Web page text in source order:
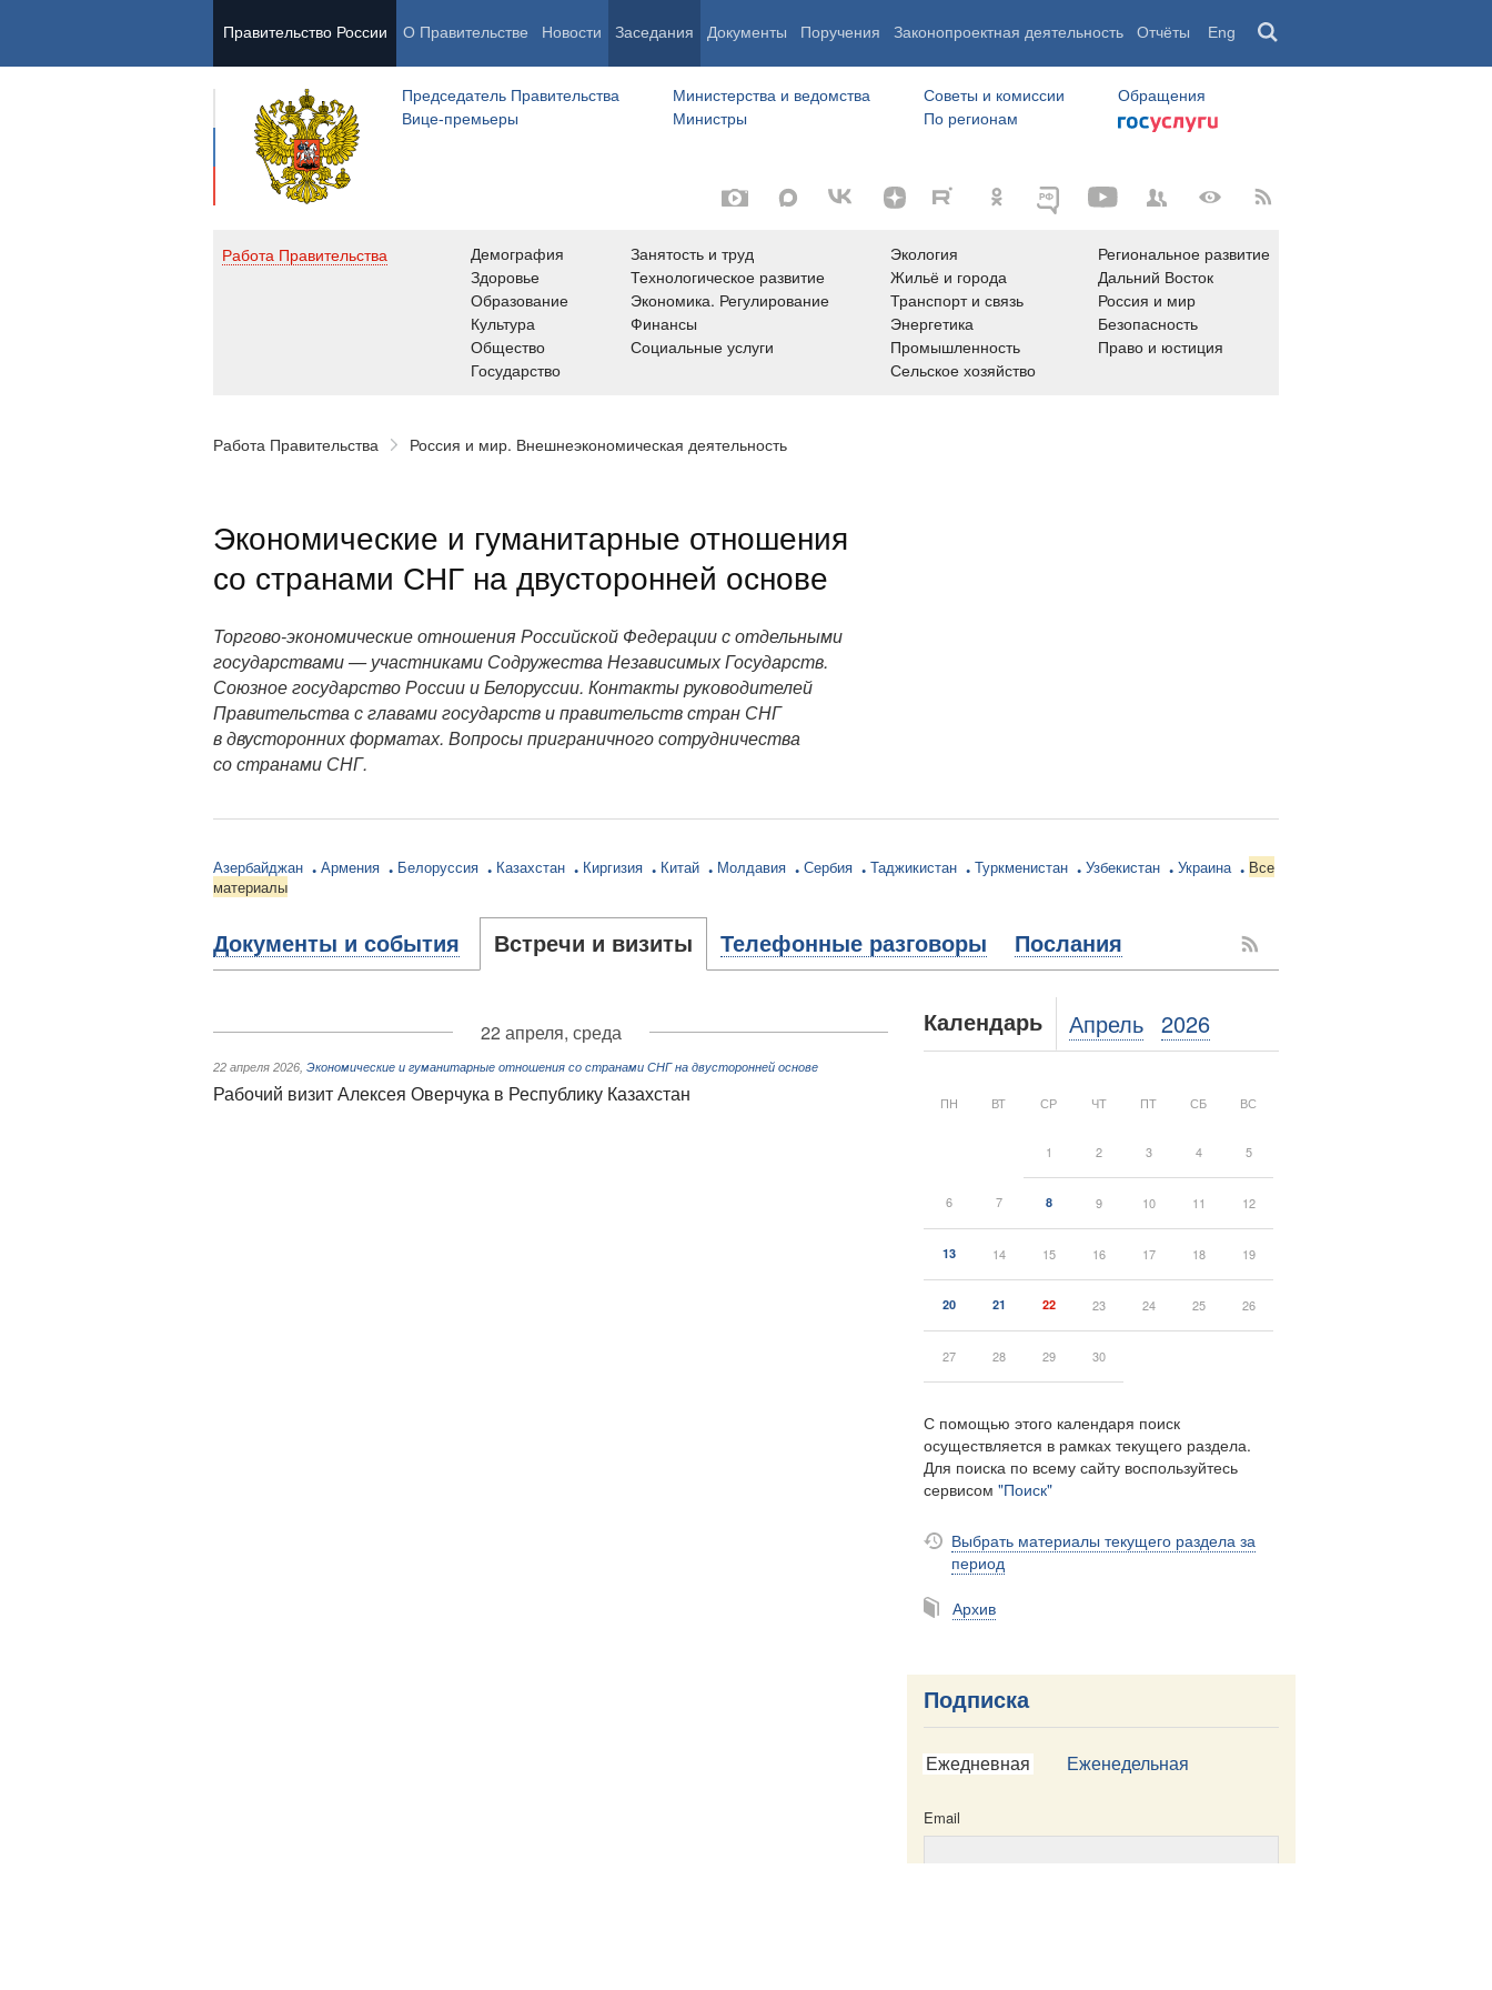
Правительство России О Правительстве Новости Заседания Документы Поручения Законопроектная деятельность Отчёты Eng
Председатель Правительства
Вице-премьеры
Министерства и ведомства
Министры
Советы и комиссии
По регионам
Обращения
Работа Правительства
Демография
Здоровье
Образование
Культура
Общество
Государство
Занятость и труд
Технологическое развитие
Экономика. Регулирование
Финансы
Социальные услуги
Экология
Жильё и города
Транспорт и связь
Энергетика
Промышленность
Сельское хозяйство
Региональное развитие
Дальний Восток
Россия и мир
Безопасность
Право и юстиция
Работа Правительства Россия и мир. Внешнеэкономическая деятельность
Экономические и гуманитарные отношения
со странами СНГ на двусторонней основе
Торгово-экономические отношения Российской Федерации с отдельными
государствами — участниками Содружества Независимых Государств.
Союзное государство России и Белоруссии. Контакты руководителей
Правительства с главами государств и правительств стран СНГ
в двусторонних форматах. Вопросы приграничного сотрудничества
со странами СНГ.
Азербайджан Армения Белоруссия Казахстан Киргизия Китай Молдавия Сербия Таджикистан Туркменистан Узбекистан Украина
Все
материалы
Документы и события Встречи и визиты Телефонные разговоры Послания
22 апреля, среда
22 апреля 2026 Экономические и гуманитарные отношения со странами СНГ на двусторонней основе
Рабочий визит Алексея Оверчука в Республику Казахстан
Календарь Апрель 2026
ПН ВТ СР ЧТ ПТ СБ ВС
1 2 3 4 5
6 7 8 9 10 11 12
13 14 15 16 17 18 19
20 21 22 23 24 25 26
27 28 29 30
С помощью этого календаря поиск
осуществляется в рамках текущего раздела.
Для поиска по всему сайту воспользуйтесь
сервисом "Поиск"
Выбрать материалы текущего раздела за
период
Архив
Подписка
Ежедневная Еженедельная
Email